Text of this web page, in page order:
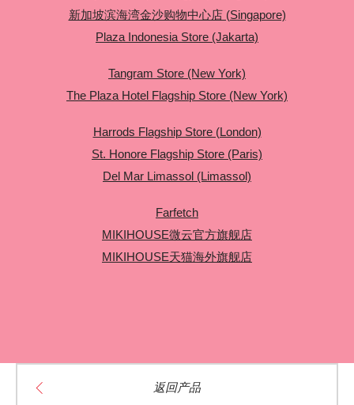
新加坡滨海湾金沙购物中心店 (Singapore)
Plaza Indonesia Store (Jakarta)
Tangram Store (New York)
The Plaza Hotel Flagship Store (New York)
Harrods Flagship Store (London)
St. Honore Flagship Store (Paris)
Del Mar Limassol (Limassol)
Farfetch
MIKIHOUSE微云官方旗舰店
MIKIHOUSE天猫海外旗舰店
返回产品